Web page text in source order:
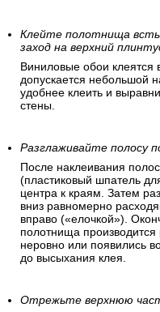
Клейте полотнища
заход на верхний
Виниловые обои клеятся
допускается небольшой
удобнее клеить и
стены.
Разглаживайте полосу
После наклеивания
(пластиковый шпатель
центра к краям. Затем
вниз равномерно
вправо («елочкой»).
полотнища
неровно или появились
до высыхания клея.
Отрежьте верхнюю